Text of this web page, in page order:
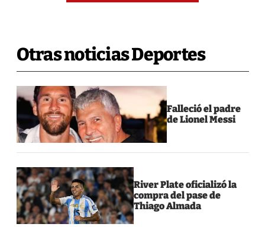
Otras noticias Deportes
Falleció el padre
de Lionel Messi
River Plate oficializó la
compra del pase de
Thiago Almada